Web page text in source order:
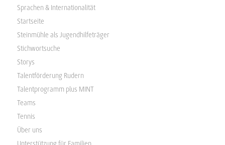
Sprachen & Internationalität
Startseite
Steinmühle als Jugendhilfeträger
Stichwortsuche
Storys
Talentförderung Rudern
Talentprogramm plus MINT
Teams
Tennis
Über uns